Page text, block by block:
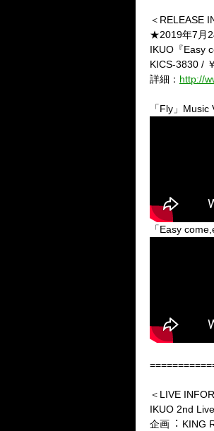
＜RELEASE
★2019年7月
IKUO『Easy
KICS-3830 /
詳細： http://
「Fly」Music
「Easy
＜LIVE
IKUO 2nd
企画︓ KING